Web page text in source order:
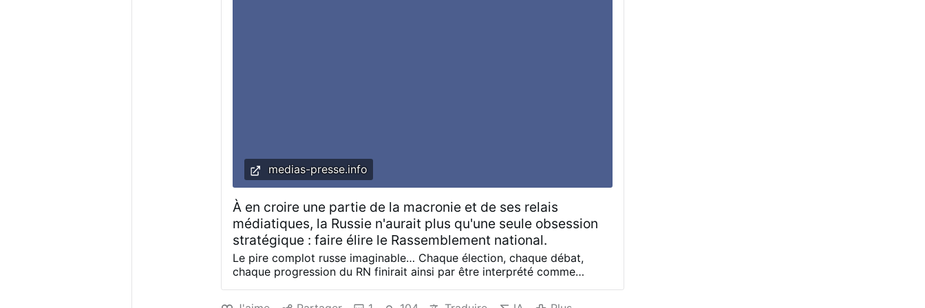
medias-presse.info
À en croire une partie de la macronie et de ses relais
médiatiques, la Russie n'aurait plus qu'une seule obsession
stratégique : faire élire le Rassemblement national.
Le pire complot russe imaginable… Chaque élection, chaque débat,
chaque progression du RN finirait ainsi par être interprété comme